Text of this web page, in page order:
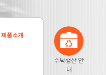
수탁생산 안
내
제품소개